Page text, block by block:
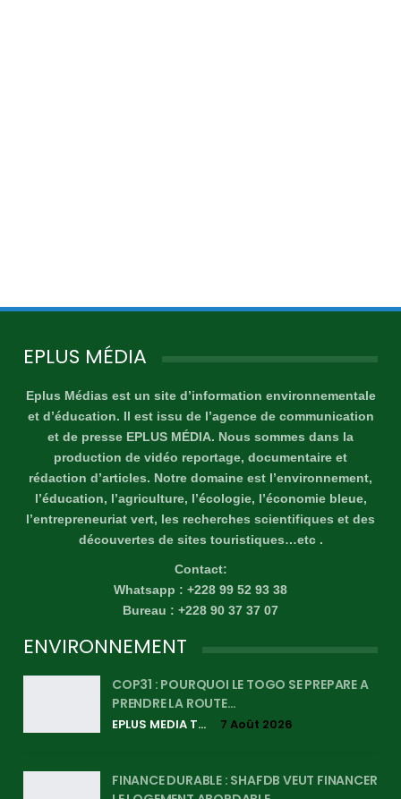
EPLUS MÉDIA
Eplus Médias est un site d’information environnementale
et d’éducation. Il est issu de l’agence de communication
et de presse EPLUS MÉDIA. Nous sommes dans la
production de vidéo reportage, documentaire et
rédaction d’articles. Notre domaine est l’environnement,
l’éducation, l’agriculture, l’écologie, l’économie bleue,
l’entrepreneuriat vert, les recherches scientifiques et des
découvertes de sites touristiques…etc .
Contact:
Whatsapp : +228 99 52 93 38
Bureau : +228 90 37 37 07
ENVIRONNEMENT
COP31 : POURQUOI LE TOGO SE PREPARE A
PRENDRE LA ROUTE…
EPLUS MEDIA TV 7 Août 2026
FINANCE DURABLE : SHAFDB VEUT FINANCER